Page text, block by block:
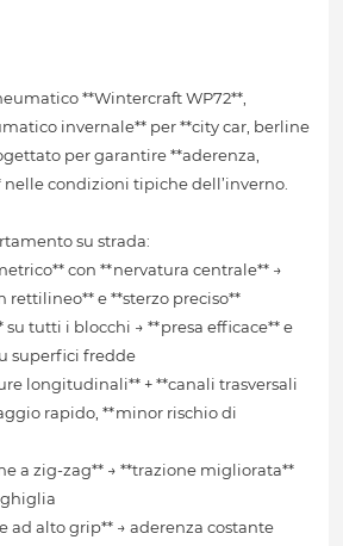
**Wintercraft WP72**,
invernale** per **city car, berline
per garantire **aderenza,
condizioni tipiche dell’inverno.
su strada:
con **nervatura centrale** →
e **sterzo preciso**
tutti i blocchi → **presa efficace** e
superfici fredde
longitudinali** + **canali trasversali
rapido, **minor rischio di
a zig-zag** → **trazione migliorata**
ad alto grip** → aderenza costante